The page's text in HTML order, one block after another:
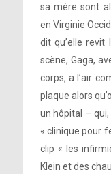
sa mère sont
en Virginie
dit qu’elle revit
scène, Gaga,
corps, a l’air
plaque alors
un hôpital –
« clinique pour
clip « les
Klein et des